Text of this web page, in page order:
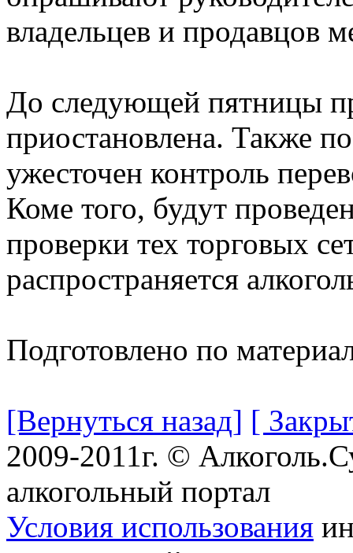
владельцев и продавцов
До следующей пятницы
приостановлена. Также
ужесточен контроль
Коме того, будут
проверки тех торговых
распространяется
Подготовлено по
[Вернуться назад] [
2009-2011г. ©
алкогольный портал
Условия использования